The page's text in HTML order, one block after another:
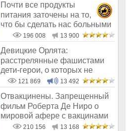
Почти все продукты
питания заточены на то,
что бы сделать нас больными
и бесплодным
196 008 13 900
Девицкие Орлята:
расстрелянные фашистами
дети-герои, о которых не
рассказывают в шк
121 869 13 492
Отвакцинены. Запрещенный
фильм Роберта Де Ниро о
мировой афере с вакцинами
210 156 13 168